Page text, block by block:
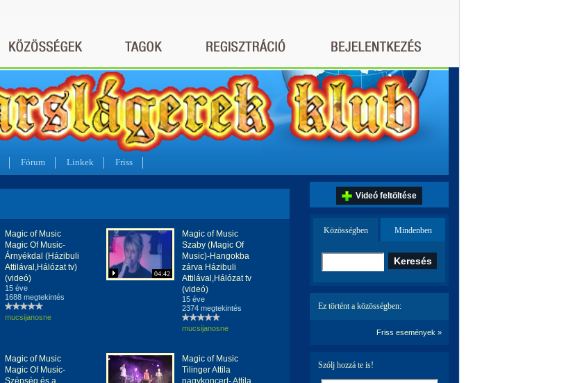
Fórum Linkek Friss
Magic of Music
Magic Of Music-
Árnyékdal (Házibuli
Attilával,Hálózat tv)
(videó)
15 éve
1688 megtekintés
mucsijanosne
04:42
Magic of Music
Szaby (Magic Of
Music)-Hangokba
zárva Házibuli
Attilával,Hálózat tv
(videó)
15 éve
2374 megtekintés
mucsijanosne
Magic of Music
Magic Of Music-
Szépség és a
Magic of Music
Tilinger Attila
nagykoncert- Attila
Videó feltöltése
Közösségben Mindenben
Ez történt a közösségben:
Friss események »
Szólj hozzá te is!